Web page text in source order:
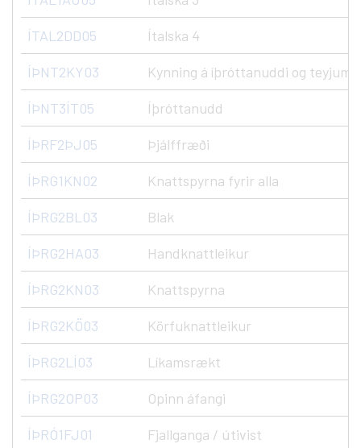
ÍTAL2DD05 Ítalska 4
ÍÞNT2KY03 Kynning á íþróttanuddi og teyjum
ÍÞNT3ÍT05 Íþróttanudd
ÍÞRF2ÞJ05 Þjálffræði
ÍÞRG1KN02 Knattspyrna fyrir alla
ÍÞRG2BL03 Blak
ÍÞRG2HA03 Handknattleikur
ÍÞRG2KN03 Knattspyrna
ÍÞRG2KÖ03 Körfuknattleikur
ÍÞRG2LÍ03 Líkamsrækt
ÍÞRG2OP03 Opinn áfangi
ÍÞRÓ1FJ01 Fjallganga / útivist